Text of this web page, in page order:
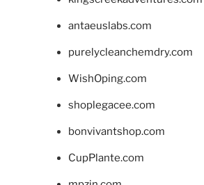
antaeuslabs.com
purelycleanchemdry.com
WishOping.com
shoplegacee.com
bonvivantshop.com
CupPlante.com